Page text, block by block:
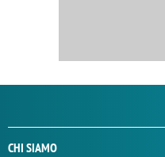
CHI SIAMO